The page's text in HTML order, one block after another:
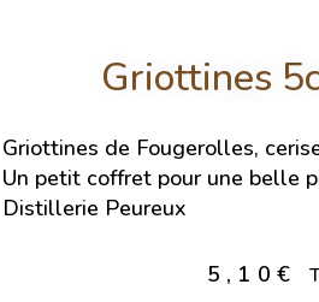
Griottines
Griottines de Fougerolles,
Un petit coffret pour une belle
Distillerie Peureux
5,10€